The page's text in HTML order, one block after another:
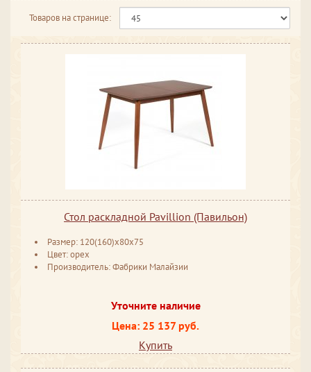
Товаров на странице:
Стол раскладной Pavillion (Павильон)
Размер: 120(160)х80х75
Цвет: орех
Производитель: Фабрики Малайзии
Уточните наличие
Цена: 25 137 руб.
Купить